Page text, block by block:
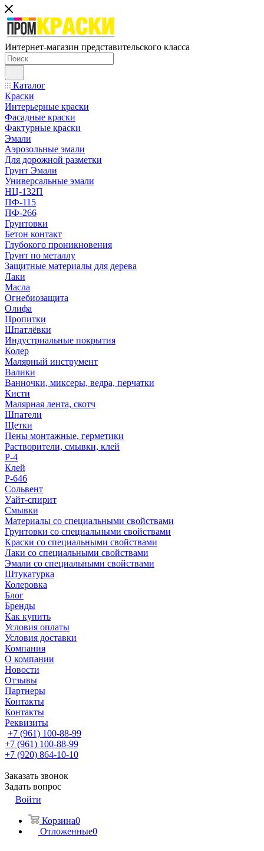
Интернет-магазин представительского класса
Каталог
Краски
Интерьерные краски
Фасадные краски
Фактурные краски
Эмали
Аэрозольные эмали
Для дорожной разметки
Грунт Эмали
Универсальные эмали
НЦ-132П
ПФ-115
ПФ-266
Грунтовки
Бетон контакт
Глубокого проникновения
Грунт по металлу
Защитные материалы для дерева
Лаки
Масла
Огнебиозащита
Олифа
Пропитки
Шпатлёвки
Индустриальные покрытия
Колер
Малярный инструмент
Валики
Ванночки, миксеры, ведра, перчатки
Кисти
Малярная лента, скотч
Шпатели
Щетки
Пены монтажные, герметики
Растворители, смывки, клей
Р-4
Клей
Р-646
Сольвент
Уайт-спирит
Смывки
Материалы со специальными свойствами
Грунтовки со специальными свойствами
Краски со специальными свойствами
Лаки со специальными свойствами
Эмали со специальными свойствами
Штукатурка
Колеровка
Блог
Бренды
Как купить
Условия оплаты
Условия доставки
Компания
О компании
Новости
Отзывы
Партнеры
Контакты
Контакты
Реквизиты
+7 (961) 100-88-99
+7 (961) 100-88-99
+7 (920) 864-10-10
Заказать звонок
Задать вопрос
Войти
Корзина0
Отложенные0